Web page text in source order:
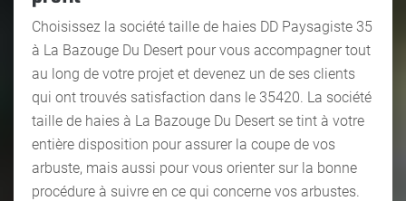
Choisissez la société taille de haies DD Paysagiste 35
à La Bazouge Du Desert pour vous accompagner tout
au long de votre projet et devenez un de ses clients
qui ont trouvés satisfaction dans le 35420. La société
taille de haies à La Bazouge Du Desert se tint à votre
entière disposition pour assurer la coupe de vos
arbuste, mais aussi pour vous orienter sur la bonne
procédure à suivre en ce qui concerne vos arbustes.